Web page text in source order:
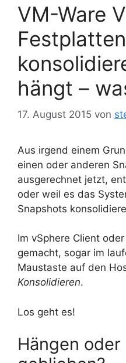
VM-Ware
hängt –
17. August 2015 von
Aus irgend einem
einen oder anderen
ausgerechnet jetzt,
oder weil es das
Snapshots
Im vSphere Client
gemacht, sogar im
Maustaste auf den
Konsolidieren.
Los geht es!
Hängen